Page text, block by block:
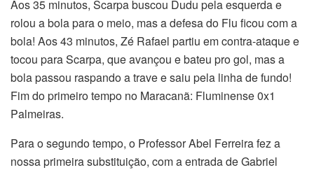
Aos 35 minutos, Scarpa buscou Dudu pela esquerda e
rolou a bola para o meio, mas a defesa do Flu ficou com a
bola! Aos 43 minutos, Zé Rafael partiu em contra-ataque e
tocou para Scarpa, que avançou e bateu pro gol, mas a
bola passou raspando a trave e saiu pela linha de fundo!
Fim do primeiro tempo no Maracanã: Fluminense 0x1
Palmeiras.
Para o segundo tempo, o Professor Abel Ferreira fez a
nossa primeira substituição, com a entrada de Gabriel